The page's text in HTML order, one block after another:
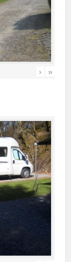
› »